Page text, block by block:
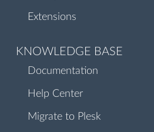
Extensions
KNOWLEDGE BASE
Documentation
Help Center
Migrate to Plesk